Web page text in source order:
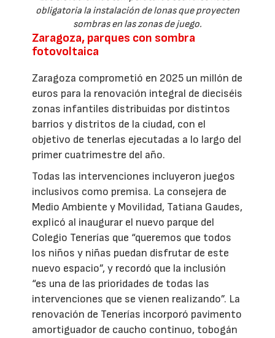
obligatoria la instalación de lonas que proyecten
sombras en las zonas de juego.
Zaragoza, parques con sombra
fotovoltaica
Zaragoza comprometió en 2025 un millón de
euros para la renovación integral de dieciséis
zonas infantiles distribuidas por distintos
barrios y distritos de la ciudad, con el
objetivo de tenerlas ejecutadas a lo largo del
primer cuatrimestre del año.
Todas las intervenciones incluyeron juegos
inclusivos como premisa. La consejera de
Medio Ambiente y Movilidad, Tatiana Gaudes,
explicó al inaugurar el nuevo parque del
Colegio Tenerías que “queremos que todos
los niños y niñas puedan disfrutar de este
nuevo espacio”, y recordó que la inclusión
“es una de las prioridades de todas las
intervenciones que se vienen realizando”. La
renovación de Tenerías incorporó pavimento
amortiguador de caucho continuo, tobogán